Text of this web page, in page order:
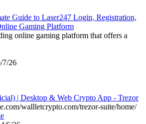
Guide to Laser247 Login, Registration,
Gaming Platform
online gaming platform that offers a
7/26
| Desktop & Web Crypto App - Trezor
wallletcrypto.com/trezor-suite/home/